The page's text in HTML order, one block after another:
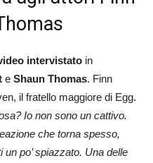
intervistato in
e Shaun Thomas. Finn
il fratello maggiore di Egg.
Io non sono un cattivo.
che torna spesso,
po’ spiazzato. Una delle